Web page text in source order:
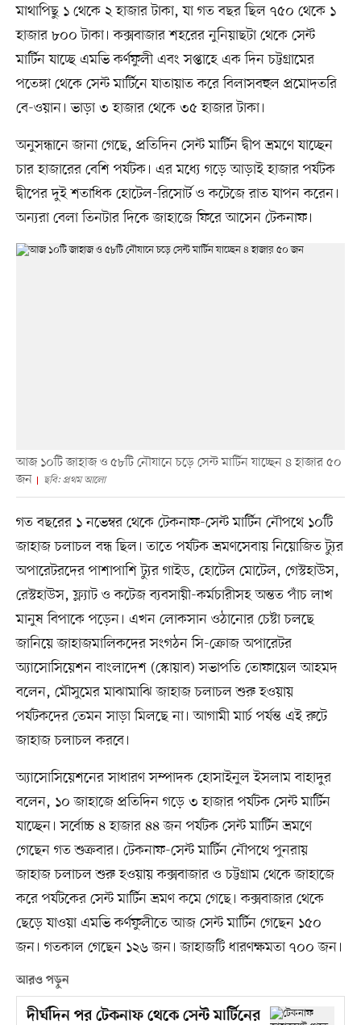
মাথাপিছু ১ থেকে ২ হাজার টাকা, যা গত বছর ছিল ৭৫০ থেকে ১
হাজার ৮০০ টাকা। কক্সবাজার শহরের নুনিয়াছটা থেকে সেন্ট
মার্টিন যাচ্ছে এমভি কর্ণফুলী এবং সপ্তাহে এক দিন চট্টগ্রামের
পতেঙ্গা থেকে সেন্ট মার্টিনে যাতায়াত করে বিলাসবহুল প্রমোদতরি
বে-ওয়ান। ভাড়া ৩ হাজার থেকে ৩৫ হাজার টাকা।
অনুসন্ধানে জানা গেছে, প্রতিদিন সেন্ট মার্টিন দ্বীপ ভ্রমণে যাচ্ছেন
চার হাজারের বেশি পর্যটক। এর মধ্যে গড়ে আড়াই হাজার পর্যটক
দ্বীপের দুই শতাধিক হোটেল-রিসোর্ট ও কটেজে রাত যাপন করেন।
অন্যরা বেলা তিনটার দিকে জাহাজে ফিরে আসেন টেকনাফ।
আজ ১০টি জাহাজ ও ৫৮টি নৌযানে চড়ে সেন্ট মার্টিন যাচ্ছেন ৪ হাজার ৫০
জন
ছবি: প্রথম আলো
গত বছরের ১ নভেম্বর থেকে টেকনাফ-সেন্ট মার্টিন নৌপথে ১০টি
জাহাজ চলাচল বন্ধ ছিল। তাতে পর্যটক ভ্রমণসেবায় নিয়োজিত ট্যুর
অপারেটরদের পাশাপাশি ট্যুর গাইড, হোটেল মোটেল, গেস্টহাউস,
রেস্টহাউস, ফ্ল্যাট ও কটেজ ব্যবসায়ী-কর্মচারীসহ অন্তত পাঁচ লাখ
মানুষ বিপাকে পড়েন। এখন লোকসান ওঠানোর চেষ্টা চলছে
জানিয়ে জাহাজমালিকদের সংগঠন সি-ক্রোজ অপারেটর
অ্যাসোসিয়েশন বাংলাদেশ (স্কোয়াব) সভাপতি তোফায়েল আহমদ
বলেন, মৌসুমের মাঝামাঝি জাহাজ চলাচল শুরু হওয়ায়
পর্যটকদের তেমন সাড়া মিলছে না। আগামী মার্চ পর্যন্ত এই রুটে
জাহাজ চলাচল করবে।
অ্যাসোসিয়েশনের সাধারণ সম্পাদক হোসাইনুল ইসলাম বাহাদুর
বলেন, ১০ জাহাজে প্রতিদিন গড়ে ৩ হাজার পর্যটক সেন্ট মার্টিন
যাচ্ছেন। সর্বোচ্চ ৪ হাজার ৪৪ জন পর্যটক সেন্ট মার্টিন ভ্রমণে
গেছেন গত শুক্রবার। টেকনাফ-সেন্ট মার্টিন নৌপথে পুনরায়
জাহাজ চলাচল শুরু হওয়ায় কক্সবাজার ও চট্টগ্রাম থেকে জাহাজে
করে পর্যটকের সেন্ট মার্টিন ভ্রমণ কমে গেছে। কক্সবাজার থেকে
ছেড়ে যাওয়া এমভি কর্ণফুলীতে আজ সেন্ট মার্টিন গেছেন ১৫০
জন। গতকাল গেছেন ১২৬ জন। জাহাজটি ধারণক্ষমতা ৭০০ জন।
আরও পড়ুন
দীর্ঘদিন পর টেকনাফ থেকে সেন্ট মার্টিনের